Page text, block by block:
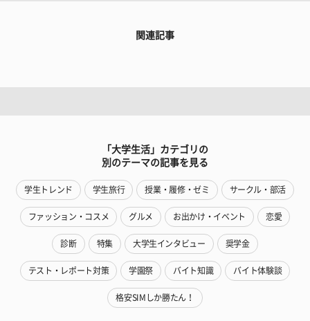
関連記事
「大学生活」カテゴリの
別のテーマの記事を見る
学生トレンド 学生旅行 授業・履修・ゼミ サークル・部活
ファッション・コスメ グルメ お出かけ・イベント 恋愛
診断 特集 大学生インタビュー 奨学金
テスト・レポート対策 学園祭 バイト知識 バイト体験談
格安SIMしか勝たん！